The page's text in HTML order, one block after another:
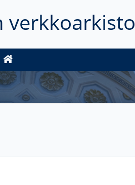
verkkoarkisto